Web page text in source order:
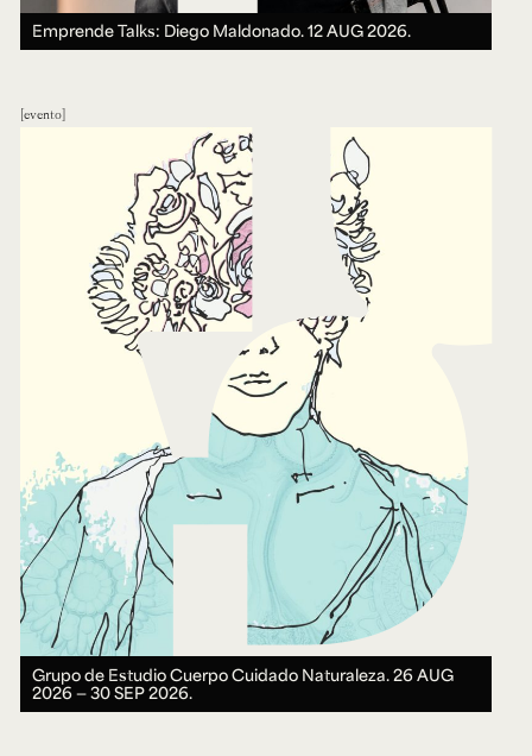
Emprende Talks: Diego Maldonado.12 AUG 2026.
evento
Grupo de Estudio Cuerpo Cuidado Naturaleza.26 AUG
2026 ― 30 SEP 2026.